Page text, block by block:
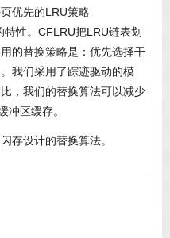
优先的LRU策略
特性。CFLRU把LRU链表划
的替换策略是：优先选择干
我们采用了踪迹驱动的模
，我们的替换算法可以减少
冲区缓存。
存设计的替换算法。